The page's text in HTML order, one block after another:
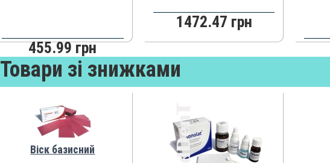
455.99 грн
1472.47 грн
Товари зі знижками
Віск базисний